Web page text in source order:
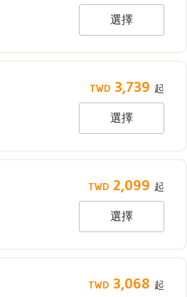
選擇
3,739
選擇
2,099
選擇
3,068